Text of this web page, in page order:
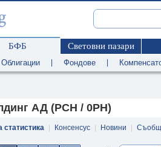
БФБ Световни пазари
Облигации Фондове
АД (PCH / 0PH)
статистика Консенсус Новини